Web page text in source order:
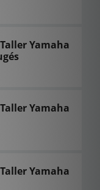
Yamaha
Yamaha
Yamaha